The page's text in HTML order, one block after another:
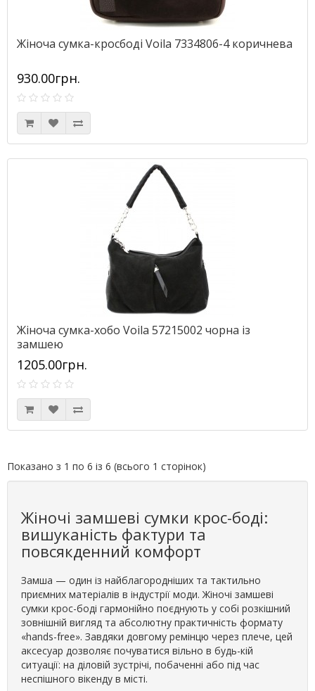
Жіноча сумка-кросбоді Voila 7334806-4 коричнева
930.00грн.
Жіноча сумка-хобо Voila 57215002 чорна із
замшею
1205.00грн.
Показано з 1 по 6 із 6 (всього 1 сторінок)
Жіночі замшеві сумки крос-боді:
вишуканість фактури та
повсякденний комфорт
Замша — один із найблагородніших та тактильно
приємних матеріалів в індустрії моди. Жіночі замшеві
сумки крос-боді гармонійно поєднують у собі розкішний
зовнішній вигляд та абсолютну практичність формату
«hands-free». Завдяки довгому ремінцю через плече, цей
аксесуар дозволяє почуватися вільно в будь-кій
ситуації: на діловій зустрічі, побаченні або під час
неспішного вікенду в місті.